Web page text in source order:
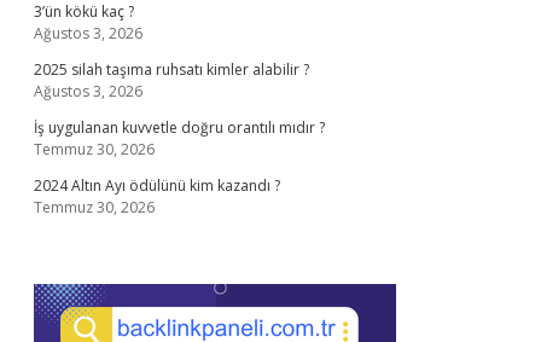
3’ün kökü kaç ?
Ağustos 3, 2026
2025 silah taşıma ruhsatı kimler alabilir ?
Ağustos 3, 2026
İş uygulanan kuvvetle doğru orantılı mıdır ?
Temmuz 30, 2026
2024 Altın Ayı ödülünü kim kazandı ?
Temmuz 30, 2026